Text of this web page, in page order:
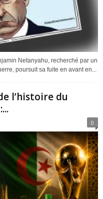
Netanyahu, recherché par un
poursuit sa fuite en avant en...
l’histoire du
0